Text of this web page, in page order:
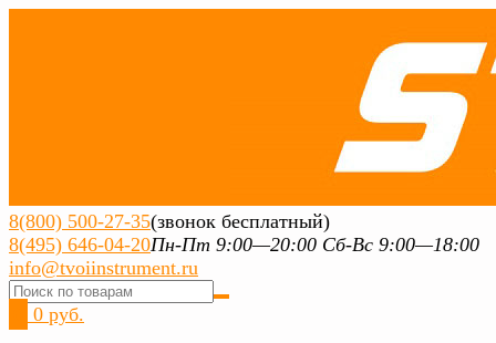
8(800) 500-27-35(звонок бесплатный)
8(495) 646-04-20Пн-Пт 9:00—20:00 Сб-Вс 9:00—18:00
info@tvoiinstrument.ru
0 руб.